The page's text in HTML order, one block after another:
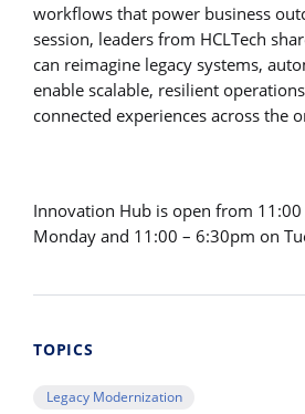
workflows that power business
session, leaders from HCLTech
can reimagine legacy systems,
enable scalable, resilient
connected experiences across the
Innovation Hub is open from
Monday and 11:00 – 6:30pm on
TOPICS
Legacy Modernization